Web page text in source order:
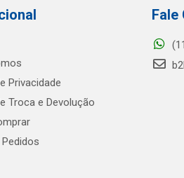
Privacidade
Troca e Devolução
Fale